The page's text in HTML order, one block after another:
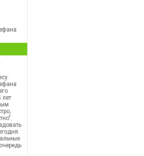
лет